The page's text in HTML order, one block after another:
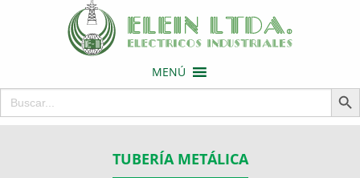
MENÚ
Buscar:
Botón de
TUBERÍA METÁLICA